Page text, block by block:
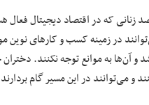
زنانی که در اقتصاد دیجیتال
در زمینه کسب و کارهای نوین
و آن‌ها به موانع توجه نکنند.
و می‌توانند در این مسیر گام